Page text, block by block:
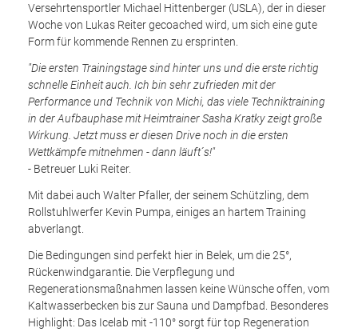
Versehrtensportler Michael Hittenberger (USLA), der in dieser
Woche von Lukas Reiter gecoached wird, um sich eine gute
Form für kommende Rennen zu ersprinten.
"Die ersten Trainingstage sind hinter uns und die erste richtig
schnelle Einheit auch. Ich bin sehr zufrieden mit der
Performance und Technik von Michi, das viele Techniktraining
in der Aufbauphase mit Heimtrainer Sasha Kratky zeigt große
Wirkung. Jetzt muss er diesen Drive noch in die ersten
Wettkämpfe mitnehmen - dann läuft´s!"
- Betreuer Luki Reiter.
Mit dabei auch Walter Pfaller, der seinem Schützling, dem
Rollstuhlwerfer Kevin Pumpa, einiges an hartem Training
abverlangt.
Die Bedingungen sind perfekt hier in Belek, um die 25°,
Rückenwindgarantie. Die Verpflegung und
Regenerationsmaßnahmen lassen keine Wünsche offen, vom
Kaltwasserbecken bis zur Sauna und Dampfbad. Besonderes
Highlight: Das Icelab mit -110° sorgt für top Regeneration